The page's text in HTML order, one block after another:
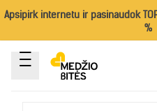
Apsipirk internetu ir pasinaudok
%